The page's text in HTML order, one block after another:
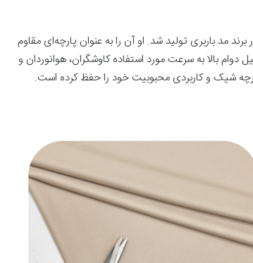
مد باربری تولید شد. او آن را به عنوان پارچه‌ای مقاوم
دوام بالا به سرعت مورد استفاده کاوشگران، هوانوردان و
شیک و کاربردی محبوبیت خود را حفظ کرده است.